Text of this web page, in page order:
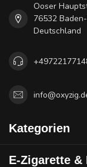
Ooser
76532
Deutschland
Kategorien
E-Zigarette